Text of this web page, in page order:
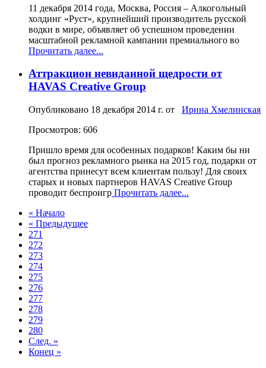
11 декабря 2014 года, Москва, Россия – Алкогольный
холдинг «Руст», крупнейший производитель русской
водки в мире, объявляет об успешном проведении
масштабной рекламной кампании премиального во
Прочитать далее...
Аттракцион невиданной щедрости от
HAVAS Creative Group
Опубликовано 18 декабря 2014 г. от Ирина Хмелинская
Просмотров: 606
Пришло время для особенных подарков! Каким бы ни
был прогноз рекламного рынка на 2015 год, подарки от
агентства принесут всем клиентам пользу! Для своих
старых и новых партнеров HAVAS Creative Group
проводит беспроигр Прочитать далее...
« Начало
« Предыдущее
271
272
273
274
275
276
277
278
279
280
След. »
Конец »